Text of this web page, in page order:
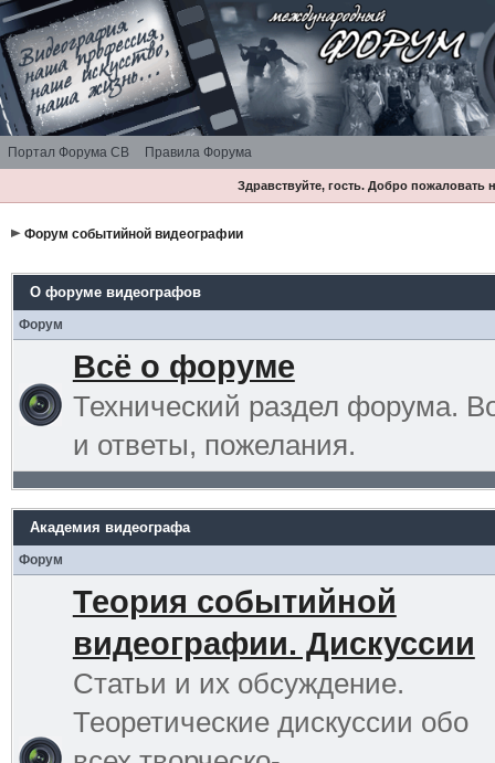
Портал Форума СВ Правила Форума
Здравствуйте, гость. Добро
Форум событийной видеографии
О форуме видеографов
Форум
Всё о форуме
Технический раздел форума.
и ответы, пожелания.
Академия видеографа
Форум
Теория событийной
видеографии. Дискуссии
Статьи и их обсуждение.
Теоретические дискуссии обо